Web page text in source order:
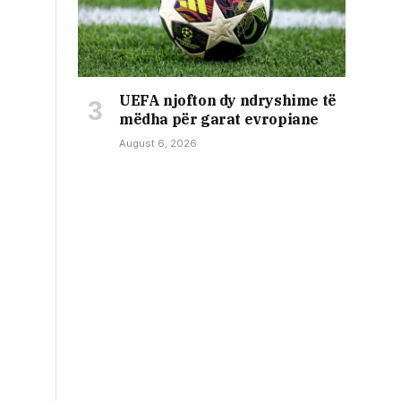
UEFA njofton dy ndryshime të
mëdha për garat evropiane
August 6, 2026